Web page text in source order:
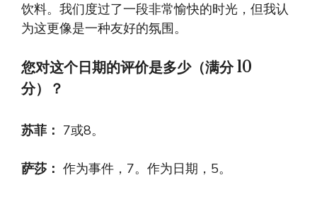
饮料。我们度过了一段非常愉快的时光，但我认
为这更像是一种友好的氛围。
您对这个日期的评价是多少（满分 10
分）？
苏菲： 7或8。
萨莎： 作为事件，7。作为日期，5。